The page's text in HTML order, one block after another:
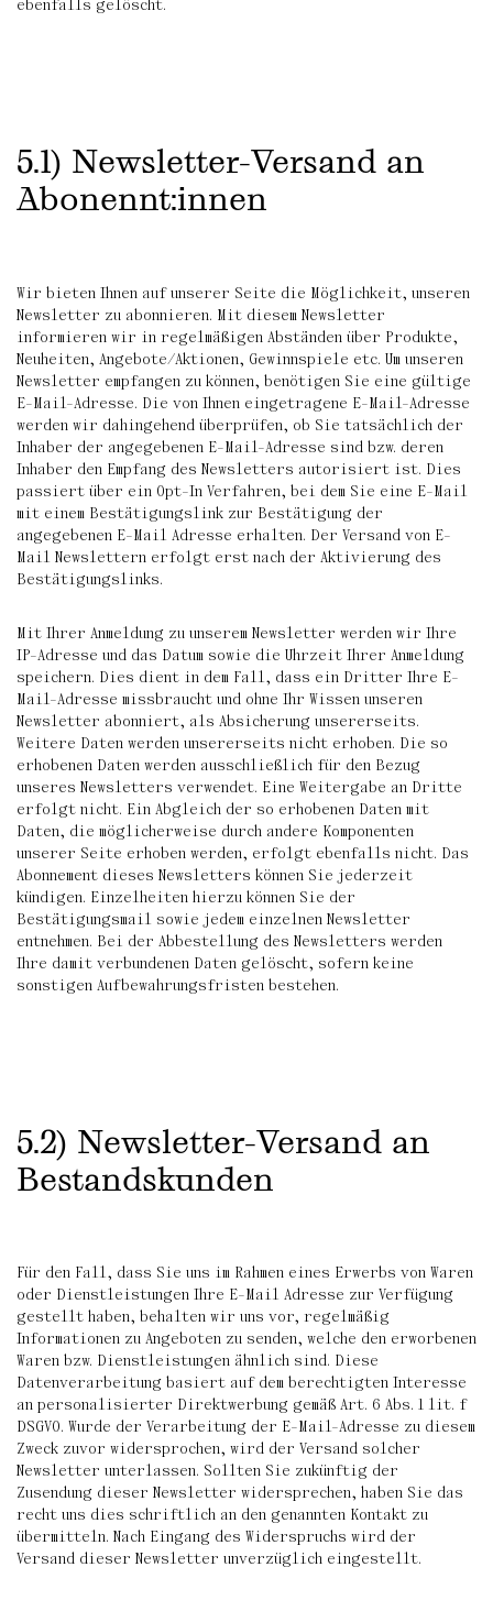
5.1) Newsletter-Versand an
Abonennt:innen
Wir bieten Ihnen auf unserer Seite die Möglichkeit, unseren
Newsletter zu abonnieren. Mit diesem Newsletter
informieren wir in regelmäßigen Abständen über Produkte,
Neuheiten, Angebote/Aktionen, Gewinnspiele etc. Um unseren
Newsletter empfangen zu können, benötigen Sie eine gültige
E-Mail-Adresse. Die von Ihnen eingetragene E-Mail-Adresse
werden wir dahingehend überprüfen, ob Sie tatsächlich der
Inhaber der angegebenen E-Mail-Adresse sind bzw. deren
Inhaber den Empfang des Newsletters autorisiert ist. Dies
passiert über ein Opt-In Verfahren, bei dem Sie eine E-Mail
mit einem Bestätigungslink zur Bestätigung der
angegebenen E-Mail Adresse erhalten. Der Versand von E-
Mail Newslettern erfolgt erst nach der Aktivierung des
Bestätigungslinks.
Mit Ihrer Anmeldung zu unserem Newsletter werden wir Ihre
IP-Adresse und das Datum sowie die Uhrzeit Ihrer Anmeldung
speichern. Dies dient in dem Fall, dass ein Dritter Ihre E-
Mail-Adresse missbraucht und ohne Ihr Wissen unseren
Newsletter abonniert, als Absicherung unsererseits.
Weitere Daten werden unsererseits nicht erhoben. Die so
erhobenen Daten werden ausschließlich für den Bezug
unseres Newsletters verwendet. Eine Weitergabe an Dritte
erfolgt nicht. Ein Abgleich der so erhobenen Daten mit
Daten, die möglicherweise durch andere Komponenten
unserer Seite erhoben werden, erfolgt ebenfalls nicht. Das
Abonnement dieses Newsletters können Sie jederzeit
kündigen. Einzelheiten hierzu können Sie der
Bestätigungsmail sowie jedem einzelnen Newsletter
entnehmen. Bei der Abbestellung des Newsletters werden
Ihre damit verbundenen Daten gelöscht, sofern keine
sonstigen Aufbewahrungsfristen bestehen.
5.2) Newsletter-Versand an
Bestandskunden
Für den Fall, dass Sie uns im Rahmen eines Erwerbs von Waren
oder Dienstleistungen Ihre E-Mail Adresse zur Verfügung
gestellt haben, behalten wir uns vor, regelmäßig
Informationen zu Angeboten zu senden, welche den erworbenen
Waren bzw. Dienstleistungen ähnlich sind. Diese
Datenverarbeitung basiert auf dem berechtigten Interesse
an personalisierter Direktwerbung gemäß Art. 6 Abs. 1 lit. f
DSGVO. Wurde der Verarbeitung der E-Mail-Adresse zu diesem
Zweck zuvor widersprochen, wird der Versand solcher
Newsletter unterlassen. Sollten Sie zukünftig der
Zusendung dieser Newsletter widersprechen, haben Sie das
recht uns dies schriftlich an den genannten Kontakt zu
übermitteln. Nach Eingang des Widerspruchs wird der
Versand dieser Newsletter unverzüglich eingestellt.